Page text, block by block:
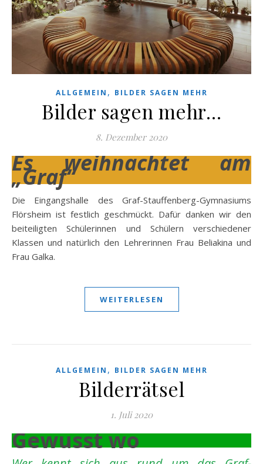
ALLGEMEIN , BILDER SAGEN MEHR
Bilder sagen mehr…
8. Dezember 2020
Es weihnachtet am
„Graf“
Die Eingangshalle des Graf-Stauffenberg-Gymnasiums
Flörsheim ist festlich geschmückt. Dafür danken wir den
beiteiligten Schülerinnen und Schülern verschiedener
Klassen und natürlich den Lehrerinnen Frau Beliakina und
Frau Galka.
WEITERLESEN
ALLGEMEIN , BILDER SAGEN MEHR
Bilderrätsel
1. Juli 2020
Gewusst wo